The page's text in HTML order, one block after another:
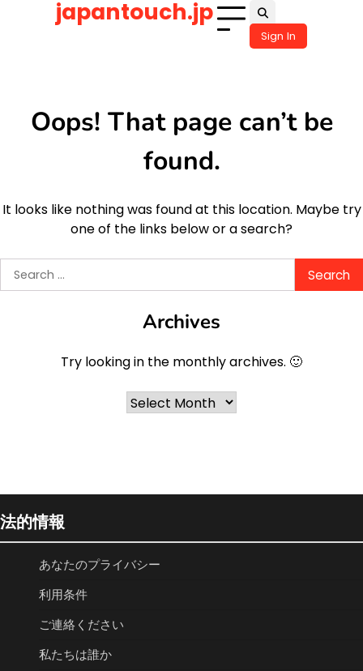
japantouch.jp
Sign In
Oops! That page can’t be
found.
It looks like nothing was found at this location. Maybe try
one of the links below or a search?
Search
for:
Archives
Try looking in the monthly archives. 🙂
Archives
法的情報
あなたのプライバシー
利用条件
ご連絡ください
私たちは誰か